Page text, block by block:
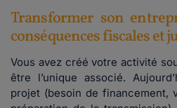
Transformer son
conséquences fiscales et
Vous avez créé votre activité
être l’unique associé.
projet (besoin de financement,